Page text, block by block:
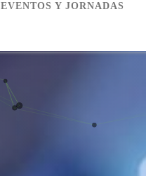
EVENTOS Y JORNADAS